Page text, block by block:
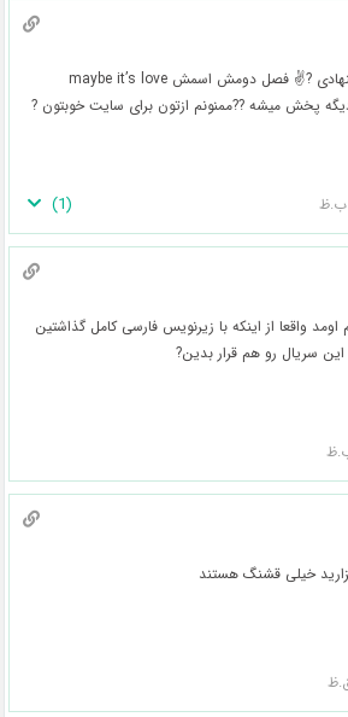
سریال خیلی قشنگی بود پیشنهادی ?✌ فصل دومش اسمش maybe it’s love
پخش میشه ??ممنونم ازتون برای سایت خوبتون ?
(
1
)
واقعا از اینکه با زیرنویس فارسی کامل گذاشتین
سریال رو هم قرار بدین?
خیلی قشنگ هستند